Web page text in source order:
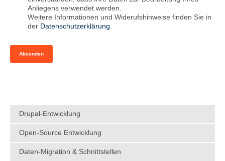
Anliegens verwendet werden.
Weitere Informationen und Widerufshinweise finden Sie in
der Datenschutzerklärung.
Drupal-Entwicklung
Open-Source Entwicklung
Daten-Migration & Schnittstellen